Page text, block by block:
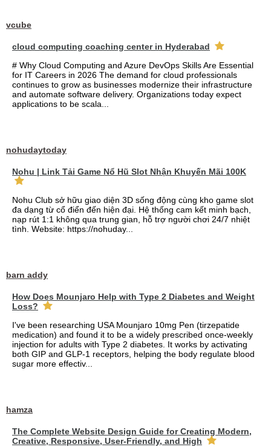
vcube
cloud computing coaching center in Hyderabad
# Why Cloud Computing and Azure DevOps Skills Are Essential
for IT Careers in 2026 The demand for cloud professionals
continues to grow as businesses modernize their infrastructure
and automate software delivery. Organizations today expect
applications to be scala...
nohudaytoday
Nohu | Link Tải Game Nổ Hũ Slot Nhận Khuyến Mãi 100K
Nohu Club sở hữu giao diện 3D sống động cùng kho game slot
đa dạng từ cổ điển đến hiện đại. Hệ thống cam kết minh bạch,
nạp rút 1:1 không qua trung gian, hỗ trợ người chơi 24/7 nhiệt
tình. Website: https://nohuday...
barn addy
How Does Mounjaro Help with Type 2 Diabetes and Weight
Loss?
I've been researching USA Mounjaro 10mg Pen (tirzepatide
medication) and found it to be a widely prescribed once-weekly
injection for adults with Type 2 diabetes. It works by activating
both GIP and GLP-1 receptors, helping the body regulate blood
sugar more effectiv...
hamza
The Complete Website Design Guide for Creating Modern,
Creative, Responsive, User-Friendly, and High